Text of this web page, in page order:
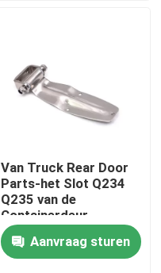
Van Truck Rear Door
Parts-het Slot Q234
Q235 van de
Containerdeur
Aanvraag sturen